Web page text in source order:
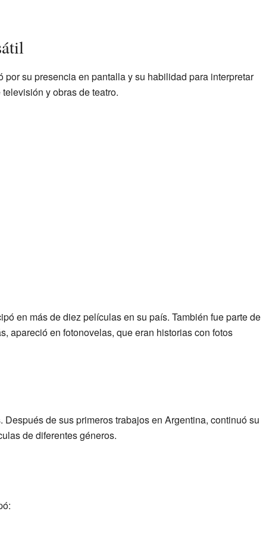
su presencia en pantalla y su habilidad para interpretar
y obras de teatro.
en más de diez películas en su país. También fue parte de
apareció en fotonovelas, que eran historias con fotos
de sus primeros trabajos en Argentina, continuó su
de diferentes géneros.